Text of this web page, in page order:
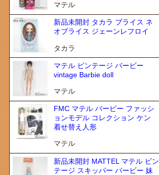
マテル
新品未開封 タカラ ブライス ネ
オブライス ジェーンレフロイ
タカラ
マテル ビンテージ バービー
vintage Barbie doll
マテル
FMC マテル バービー ファッシ
ョンモデル コレクション ケン
着せ替え人形
マテル
新品未開封 MATTEL マテル ビン
テージ スキッパー バービー 妹